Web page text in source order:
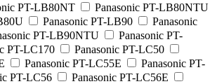
PT-LB80NT
Panasonic PT-LB80NTU
Panasonic PT-LB90
Panasonic
PT-LB90NTU
Panasonic PT-
PT-LC170
Panasonic PT-LC50
Panasonic PT-LC55E
Panasonic PT-
PT-LC56
Panasonic PT-LC56E